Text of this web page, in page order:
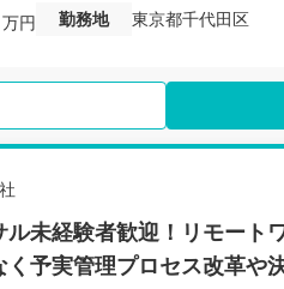
万円 勤務地 東京都千代田区
ル未経験者歓迎！リモート
予実管理プロセス改革や